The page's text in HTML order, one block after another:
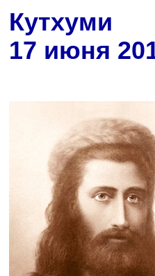
Кутхуми
17 июня